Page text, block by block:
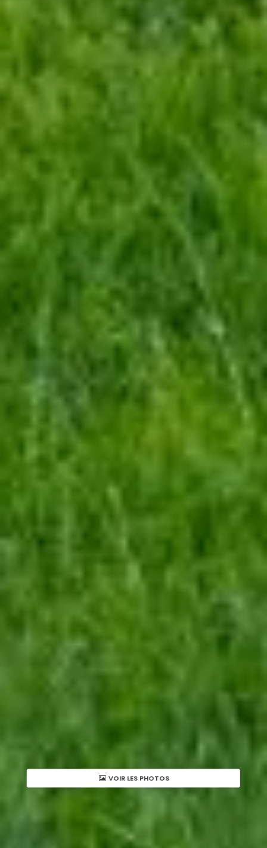
VOIR LES PHOTOS